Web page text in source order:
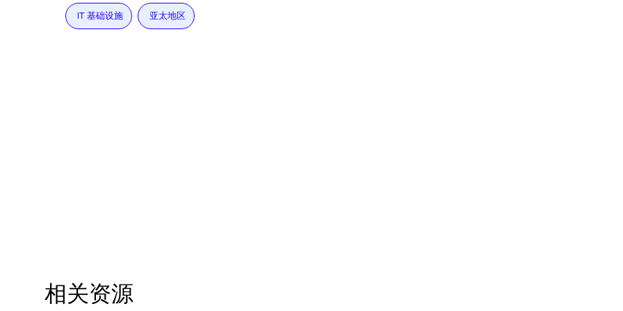
IT 基础设施 亚太地区
相关资源